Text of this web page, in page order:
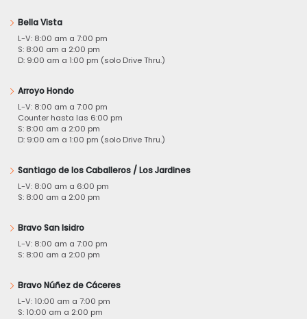
Bella Vista
L-V: 8:00 am a 7:00 pm
S: 8:00 am a 2:00 pm
D: 9:00 am a 1:00 pm (solo Drive Thru.)
Arroyo Hondo
L-V: 8:00 am a 7:00 pm
Counter hasta las 6:00 pm
S: 8:00 am a 2:00 pm
D: 9:00 am a 1:00 pm (solo Drive Thru.)
Santiago de los Caballeros / Los Jardines
L-V: 8:00 am a 6:00 pm
S: 8:00 am a 2:00 pm
Bravo San Isidro
L-V: 8:00 am a 7:00 pm
S: 8:00 am a 2:00 pm
Bravo Núñez de Cáceres
L-V: 10:00 am a 7:00 pm
S: 10:00 am a 2:00 pm